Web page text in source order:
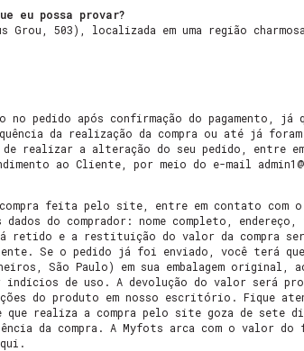
eu possa provar?
Grou, 503), localizada em uma região
pedido após confirmação do pagamento, já
da realização da compra ou até já foram
realizar a alteração do seu pedido, entre
ao Cliente, por meio do e-mail
feita pelo site, entre em contato com o
do comprador: nome completo,
retido e a restituição do valor da compra
Se o pedido já foi enviado, você terá
São Paulo) em sua embalagem original,
indícios de uso. A devolução do valor será
do produto em nosso escritório. Fique
que realiza a compra pelo site goza de sete
da compra. A Myfots arca com o valor